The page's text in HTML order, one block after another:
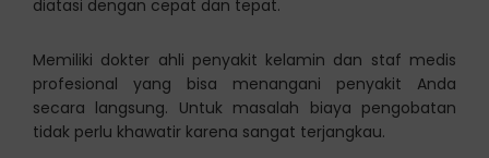
diatasi dengan cepat dan tepat.
Memiliki dokter ahli penyakit kelamin dan staf medis
profesional yang bisa menangani penyakit Anda
secara langsung. Untuk masalah biaya pengobatan
tidak perlu khawatir karena sangat terjangkau.